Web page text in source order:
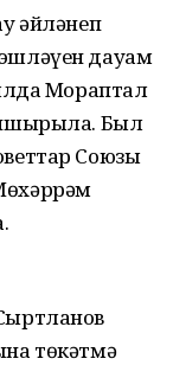
әйләнеп
дауам
Мораптал
Был
Союзы
төкәтмә